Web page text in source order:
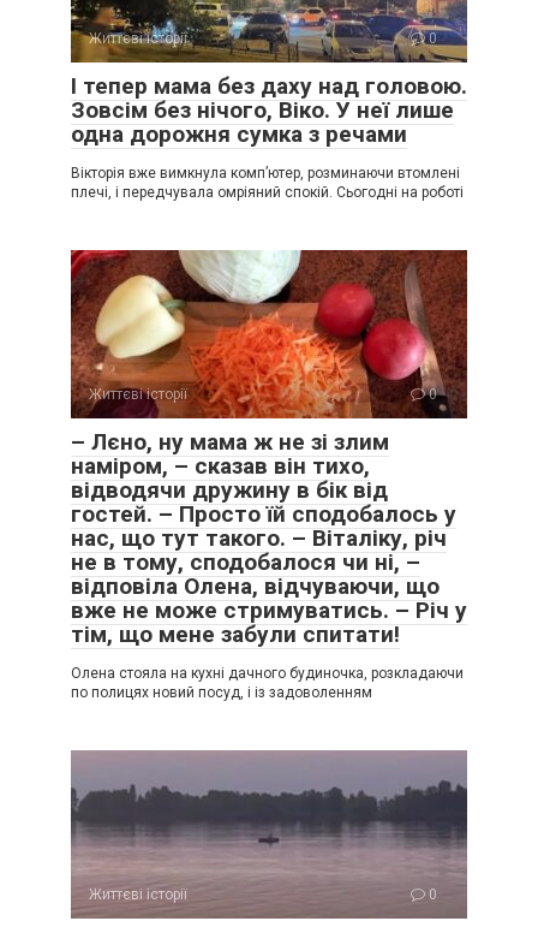
Життєві історії 0
І тепер мама без даху над головою.
Зовсім без нічого, Віко. У неї лише
одна дорожня сумка з речами
Вікторія вже вимкнула комп’ютер, розминаючи втомлені
плечі, і передчувала омріяний спокій. Сьогодні на роботі
Життєві історії 0
– Лєно, ну мама ж не зі злим
наміром, – сказав він тихо,
відводячи дружину в бік від
гостей. – Просто їй сподобалось у
нас, що тут такого. – Віталіку, річ
не в тому, сподобалося чи ні, –
відповіла Олена, відчуваючи, що
вже не може стримуватись. – Річ у
тім, що мене забули спитати!
Олена стояла на кухні дачного будиночка, розкладаючи
по полицях новий посуд, і із задоволенням
Життєві історії 0